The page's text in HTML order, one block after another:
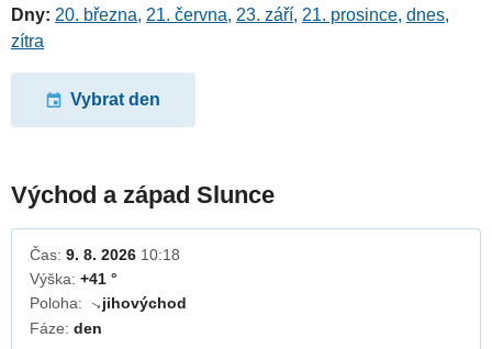
Dny: 20. března, 21. června, 23. září, 21. prosince, dnes,
zítra
Vybrat den
Východ a západ Slunce
Čas: 9. 8. 2026 10:18
Výška: +41 °
Poloha:
↓jihovýchod
Fáze: den